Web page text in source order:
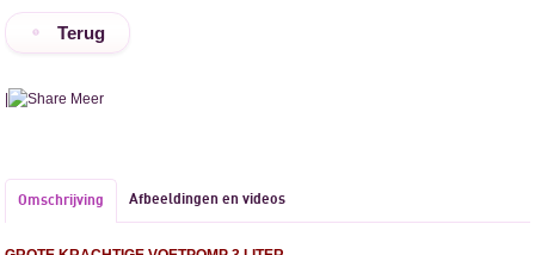
Terug
| Meer
Omschrijving Afbeeldingen en videos